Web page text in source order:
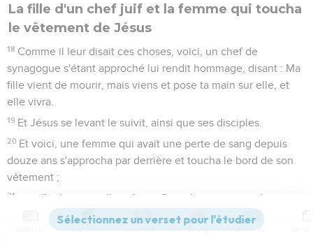
La fille d'un chef juif et la femme qui toucha
le vêtement de Jésus
18 Comme il leur disait ces choses, voici, un chef de
synagogue s'étant approché lui rendit hommage, disant : Ma
fille vient de mourir, mais viens et pose ta main sur elle, et
elle vivra.
19 Et Jésus se levant le suivit, ainsi que ses disciples.
20 Et voici, une femme qui avait une perte de sang depuis
douze ans s'approcha par derrière et toucha le bord de son
vêtement ;
21
car elle disait en elle-même : Si seulement je touche son
vêtement, je serai guérie.
Versions Commentaires Strong